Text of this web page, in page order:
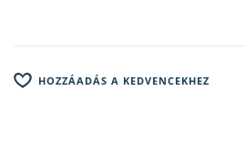
HOZZÁADÁS A KEDVENCEKHEZ